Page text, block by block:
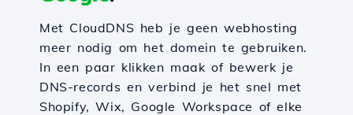
Met CloudDNS heb je geen webhosting
meer nodig om het domein te gebruiken.
In een paar klikken maak of bewerk je
DNS-records en verbind je het snel met
Shopify, Wix, Google Workspace of elke